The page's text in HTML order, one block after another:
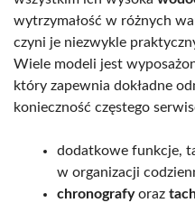
wytrzymałość w różnych
czyni je niezwykle
Wiele modeli jest
który zapewnia dokładne
konieczność częstego
dodatkowe funkcje,
w organizacji
chronografyoraz